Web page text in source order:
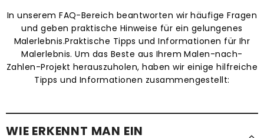
In unserem FAQ-Bereich beantworten wir häufige Fragen
und geben praktische Hinweise für ein gelungenes
Malerlebnis.Praktische Tipps und Informationen für Ihr
Malerlebnis. Um das Beste aus Ihrem Malen-nach-
Zahlen-Projekt herauszuholen, haben wir einige hilfreiche
Tipps und Informationen zusammengestellt:
WIE ERKENNT MAN EIN